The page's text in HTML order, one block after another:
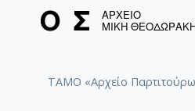
ΤΑΜΟ «Αρχείο